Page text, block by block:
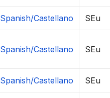
Spanish/Castellano SEu
Spanish/Castellano SEu
Spanish/Castellano SEu